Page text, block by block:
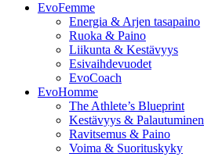
EvoFemme
Energia & Arjen tasapaino
Ruoka & Paino
Liikunta & Kestävyys
Esivaihdevuodet
EvoCoach
EvoHomme
The Athlete’s Blueprint
Kestävyys & Palautuminen
Ravitsemus & Paino
Voima & Suorituskyky